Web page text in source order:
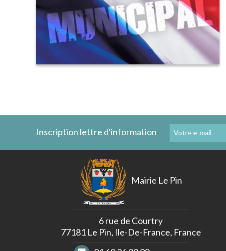
Inscription lettre d'information
Mairie Le Pin
6 rue de Courtry
77181 Le Pin, Ile-De-France, France